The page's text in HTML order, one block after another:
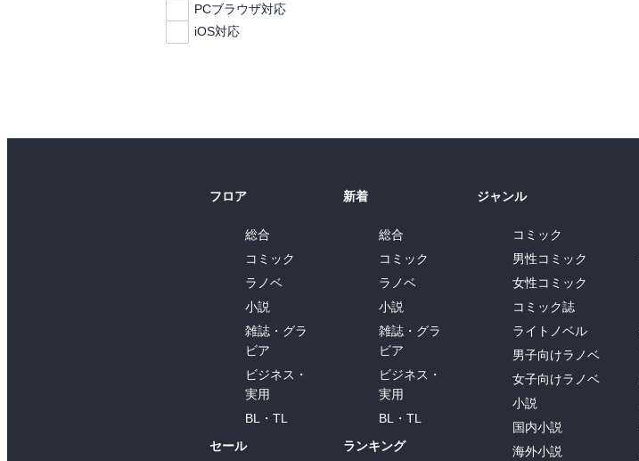
PCブラウザ対応
iOS対応
フロア
総合
コミック
ラノベ
小説
雑誌・グラ
ビア
ビジネス・
実用
BL・TL
セール
新着
総合
コミック
ラノベ
小説
雑誌・グラ
ビア
ビジネス・
実用
BL・TL
ランキング
ジャンル
コミック
男性コミック
女性コミック
コミック誌
ライトノベル
男子向けラノベ
女子向けラノベ
小説
国内小説
海外小説